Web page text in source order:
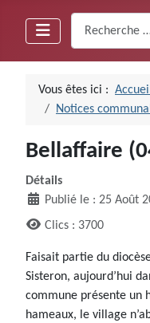
Vous êtes ici : Accueil
Notices
Bellaffaire
Détails
Publié le : 25 Août
Clics : 3700
Faisait partie du
Sisteron, aujourd’hui
commune présente un
hameaux, le village